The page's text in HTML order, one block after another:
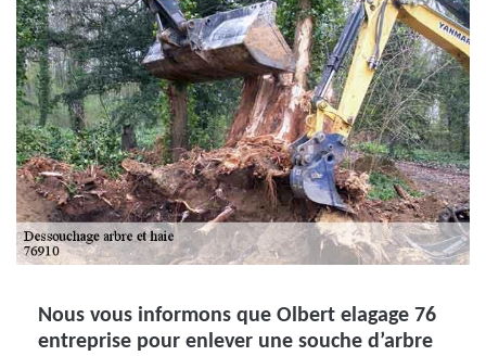
Nous vous informons que Olbert elagage 76
entreprise pour enlever une souche d’arbre